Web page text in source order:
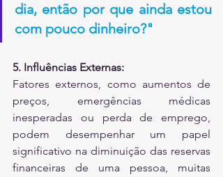
dia, então por que ainda estou
com pouco dinheiro?"
5. Influências Externas:
Fatores externos, como aumentos de
preços, emergências médicas
inesperadas ou perda de emprego,
podem desempenhar um papel
significativo na diminuição das reservas
financeiras de uma pessoa, muitas